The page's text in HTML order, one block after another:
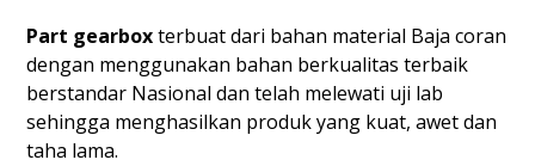
Part gearboxterbuat dari bahan material Baja coran
dengan menggunakan bahan berkualitas terbaik
berstandar Nasional dan telah melewati uji lab
sehingga menghasilkan produk yang kuat, awet dan
taha lama.